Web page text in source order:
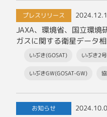
プレスリリース
JAXA、環境省、国立環境
ガスに関する衛星データ
いぶき(GOSAT) いぶき2
いぶきGW(GOSAT-GW)
お知らせ